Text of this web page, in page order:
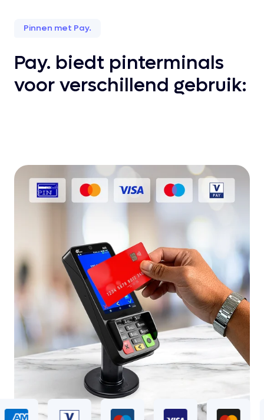
Pinnen met Pay.
Pay. biedt pinterminals
voor verschillend gebruik: